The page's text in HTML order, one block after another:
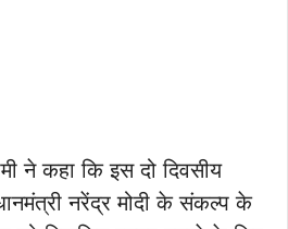
ने कहा कि इस दो दिवसीय
नरेंद्र मोदी के संकल्प के